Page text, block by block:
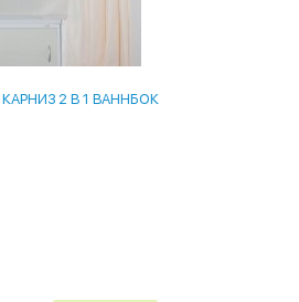
2 В 1 ВАННБОК